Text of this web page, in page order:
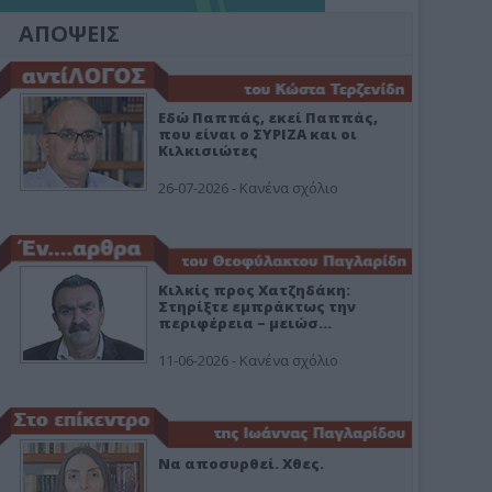
ΑΠΟΨΕΙΣ
Εδώ Παππάς, εκεί Παππάς,
που είναι ο ΣΥΡΙΖΑ και οι
Κιλκισιώτες
26-07-2026 - Κανένα σχόλιο
Κιλκίς προς Χατζηδάκη:
Στηρίξτε εμπράκτως την
περιφέρεια – μειώσ…
11-06-2026 - Κανένα σχόλιο
Να αποσυρθεί. Χθες.